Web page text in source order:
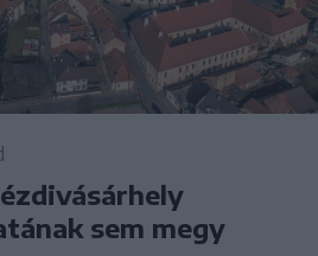
sem megy